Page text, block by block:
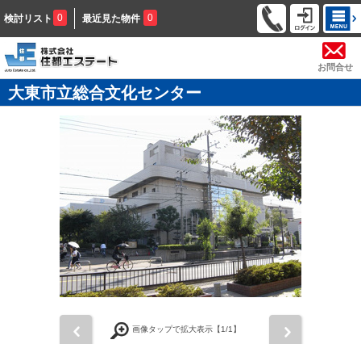
検討リスト 0 最近見た物件 0
お問合せ
大東市立総合文化センター
画像タップで拡大表示【1/1】